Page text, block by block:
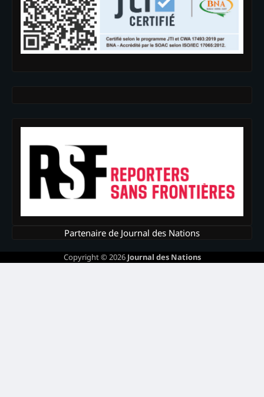
Partenaire de Journal des Nations
Copyright © 2026 Journal des Nations